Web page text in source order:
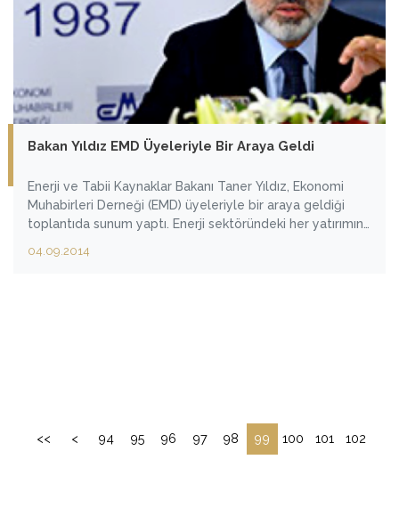
Bakan Yıldız EMD Üyeleriyle Bir Araya Geldi
Enerji ve Tabii Kaynaklar Bakanı Taner Yıldız, Ekonomi
Muhabirleri Derneği (EMD) üyeleriyle bir araya geldiği
toplantıda sunum yaptı. Enerji sektöründeki her yatırımın
çalışmalarının sürdüğünü dile getiren Yıldız, üniversite-
04.09.2014
<< < 94 95 96 97 98 99 100 101 102